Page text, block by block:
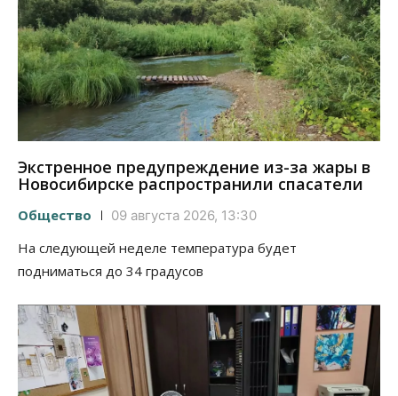
Экстренное предупреждение из-за жары в
Новосибирске распространили спасатели
Общество 09 августа 2026, 13:30
На следующей неделе температура будет
подниматься до 34 градусов